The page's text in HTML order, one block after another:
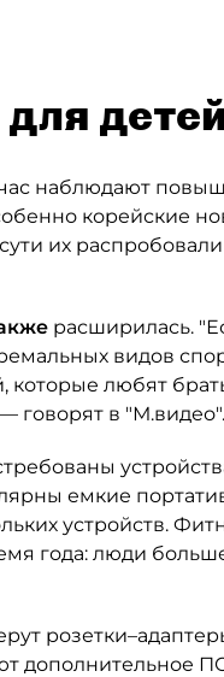
наблюдают
корейские
их
расширилась.
видов
которые любят
говорят в "М.видео".
емкие
устройств.
года: люди
дополнительное